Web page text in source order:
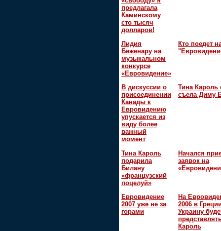
предлагала
Каминскому
сто тысяч
долларов!
Лидия
Беженару на
музыкальном
конкурсе
«Евровидение»
Кто поедет
В дискуссии о
присоединении
Канады к
Евровидению
упускается из
виду более
важный
момент
Тина Кароль
съела Диму
Тина Кароль
подарила
Билану
«французский
поцелуй»
Начался
заявок на
Евровидение
2007 уже не за
горами
На
2006 в
Украину
Кароль